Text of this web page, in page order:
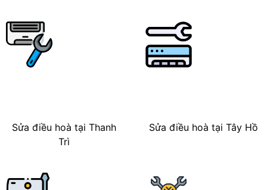
Sửa điều hoà tại Thanh
Trì
Sửa điều hoà tại Tây Hồ